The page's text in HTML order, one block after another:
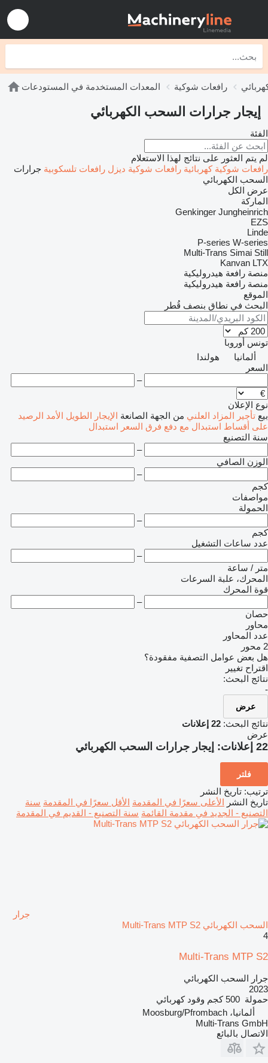
المعدات المستخدمة في المستودعات رافعات شوكية
إيجار جرارات السحب الكهربائي
الفئة
لم يتم العثور على نتائج لهذا الاستعلام
رافعات شوكية كهربائية رافعات شوكية ديزل رافعات تلسكوبية جرارات
السحب الكهربائي
عرض الكل
الماركة
Genkinger Jungheinrich
EZS
Linde
P-series W-series
Multi-Trans Simai Still
Kanvan LTX
منصة رافعة هيدروليكية
منصة رافعة هيدروليكية
الموقع
البحث في نطاق بنصف قُطر
تونس أوروبا
ألمانيا
هولندا
السعر
–
نوع الإعلان
بيع تأجير المزاد العلني من الجهة الصانعة الإيجار الطويل الأمد الرصيد
على أقساط استبدال مع دفع فرق السعر استبدال
سنة التصنيع
–
الوزن الصافي
–
كجم
مواصفات
الحمولة
–
كجم
عدد ساعات التشغيل
–
متر / ساعة
المحرك، علبة السرعات
قوة المحرك
–
حصان
محاور
عدد المحاور
2 محور
هل بعض عوامل التصفية مفقودة؟
اقتراح تغيير
نتائج البحث:
-
عرض
نتائج البحث: 22 إعلانات
عرض
22 إعلانات: إيجار جرارات السحب الكهربائي
فلتر
ترتيب: تاريخ النشر
تاريخ النشر الأعلى سعرًا في المقدمة الأقل سعرًا في المقدمة سنة
التصنيع - الجديد في مقدمة القائمة سنة التصنيع - القديم في المقدمة
جرار
السحب الكهربائي Multi-Trans MTP S2
4
Multi-Trans MTP S2
جرار السحب الكهربائي
2023
حمولة 500 كجم وقود كهربائي
ألمانيا، Moosburg/Pfrombach
Multi-Trans GmbH
الاتصال بالبائع